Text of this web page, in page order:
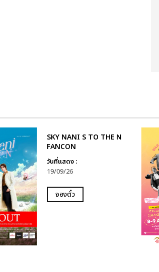
SKY NANI S TO THE N
FANCON
วันที่แสดง :
19/09/26
จองตั๋ว